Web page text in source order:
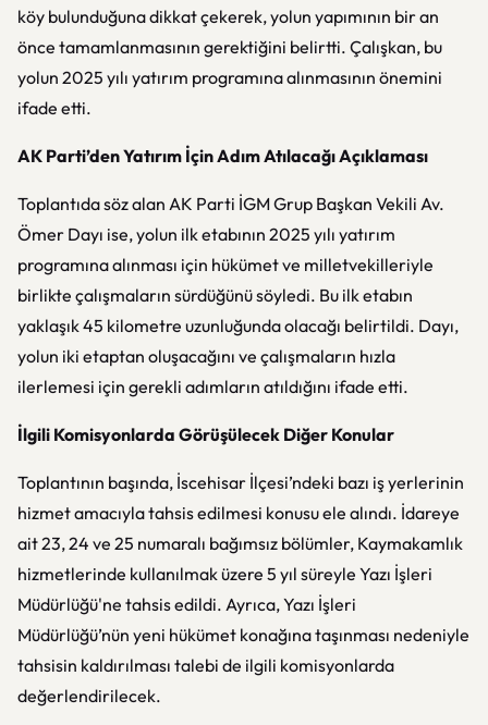
köy bulunduğuna dikkat çekerek, yolun yapımının bir an
önce tamamlanmasının gerektiğini belirtti. Çalışkan, bu
yolun 2025 yılı yatırım programına alınmasının önemini
ifade etti.
AK Parti’den Yatırım İçin Adım Atılacağı Açıklaması
Toplantıda söz alan AK Parti İGM Grup Başkan Vekili Av.
Ömer Dayı ise, yolun ilk etabının 2025 yılı yatırım
programına alınması için hükümet ve milletvekilleriyle
birlikte çalışmaların sürdüğünü söyledi. Bu ilk etabın
yaklaşık 45 kilometre uzunluğunda olacağı belirtildi. Dayı,
yolun iki etaptan oluşacağını ve çalışmaların hızla
ilerlemesi için gerekli adımların atıldığını ifade etti.
İlgili Komisyonlarda Görüşülecek Diğer Konular
Toplantının başında, İscehisar İlçesi’ndeki bazı iş yerlerinin
hizmet amacıyla tahsis edilmesi konusu ele alındı. İdareye
ait 23, 24 ve 25 numaralı bağımsız bölümler, Kaymakamlık
hizmetlerinde kullanılmak üzere 5 yıl süreyle Yazı İşleri
Müdürlüğü'ne tahsis edildi. Ayrıca, Yazı İşleri
Müdürlüğü’nün yeni hükümet konağına taşınması nedeniyle
tahsisin kaldırılması talebi de ilgili komisyonlarda
değerlendirilecek.